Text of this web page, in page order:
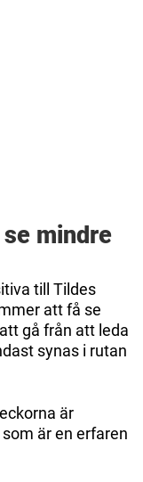
mindre
till Tildes
att få se
gå från att leda
synas i rutan
är
är en erfaren